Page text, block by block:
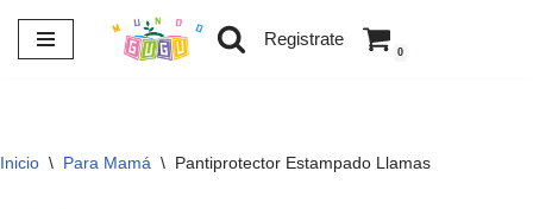
Saltar
Registrate
0
Inicio \ Para Mamá \ Pantiprotector Estampado Llamas